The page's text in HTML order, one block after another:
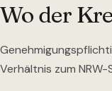
Wo der
Verhältnis zum